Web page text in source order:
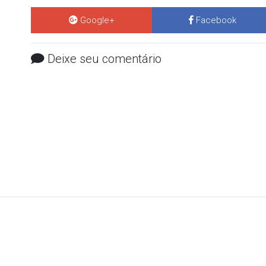
Google+ Facebook
Deixe seu comentário